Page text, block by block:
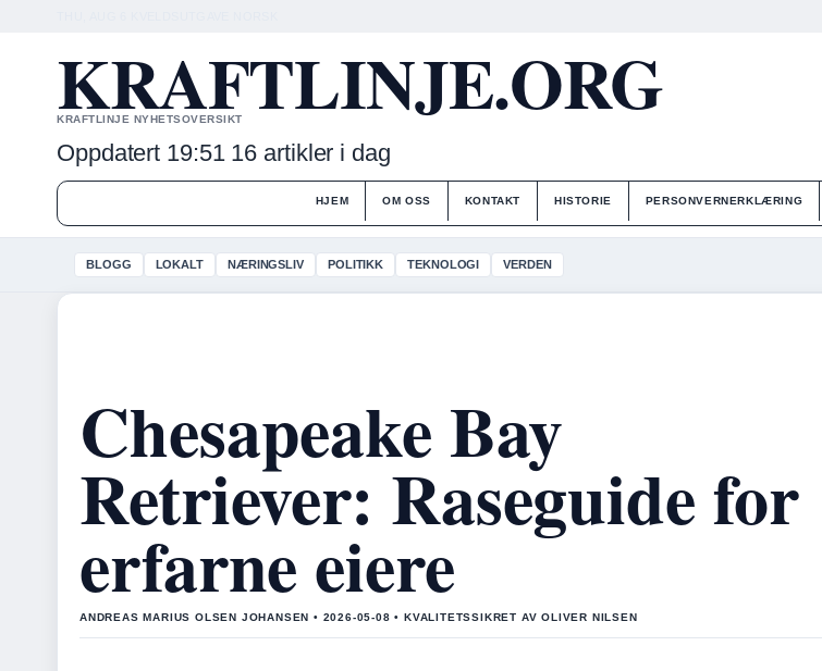
KRAFTLINJE.ORG
KRAFTLINJE NYHETSOVERSIKT
Oppdatert 19:51 16 artikler i dag
HJEM OM OSS KONTAKT HISTORIE PERSONVERNERKLÆRING
BLOGG LOKALT NÆRINGSLIV POLITIKK TEKNOLOGI VERDEN
Chesapeake Bay
Retriever: Raseguide for
erfarne eiere
ANDREAS MARIUS OLSEN JOHANSEN • 2026-05-08 • KVALITETSSIKRET AV OLIVER NILSEN